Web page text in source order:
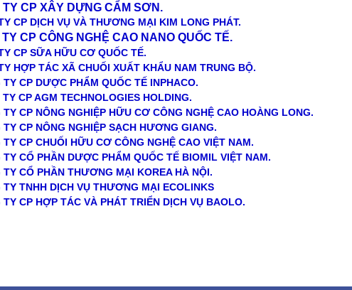
TY CP XÂY DỰNG CẨM SƠN.
CP DỊCH VỤ VÀ THƯƠNG MẠI KIM LONG PHÁT.
TY CP CÔNG NGHỆ CAO NANO QUỐC TẾ.
CP SỮA HỮU CƠ QUỐC TẾ.
HỢP TÁC XÃ CHUỐI XUẤT KHẨU NAM TRUNG BỘ.
TY CP DƯỢC PHẨM QUỐC TẾ INPHACO.
TY CP AGM TECHNOLOGIES HOLDING.
TY CP NÔNG NGHIỆP HỮU CƠ CÔNG NGHỆ CAO HOÀNG LONG.
TY CP NÔNG NGHIỆP SẠCH HƯƠNG GIANG.
TY CP CHUỐI HỮU CƠ CÔNG NGHỆ CAO VIỆT NAM.
TY CỔ PHẦN DƯỢC PHẨM QUỐC TẾ BIOMIL VIỆT NAM.
TY CỔ PHẦN THƯƠNG MẠI KOREA HÀ NỘI.
TY TNHH DỊCH VỤ THƯƠNG MẠI ECOLINKS
TY CP HỢP TÁC VÀ PHÁT TRIỂN DỊCH VỤ BAOLO.